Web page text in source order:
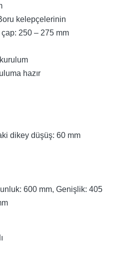
kelepçelerinin
çap: 250 – 275 mm
hazır
dikey düşüş: 60 mm
600 mm, Genişlik: 405